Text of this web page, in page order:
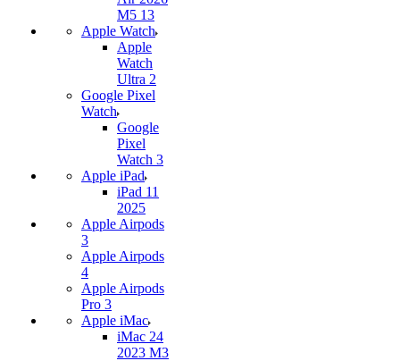
M5 13
Apple Watch
Apple
Watch
Ultra 2
Google Pixel
Watch
Google
Pixel
Watch 3
Apple iPad
iPad 11
2025
Apple Airpods
3
Apple Airpods
4
Apple Airpods
Pro 3
Apple iMac
iMac 24
2023 M3